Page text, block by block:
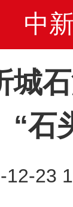
中
城
“石
12-23